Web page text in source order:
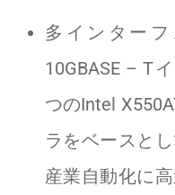
多インター
10GBASE – T
つのIntel
ラをベースと
産業自動化に